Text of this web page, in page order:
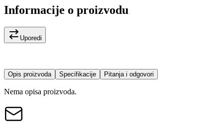
Informacije o proizvodu
Uporedi
Opis proizvoda Specifikacije Pitanja i odgovori
Nema opisa proizvoda.